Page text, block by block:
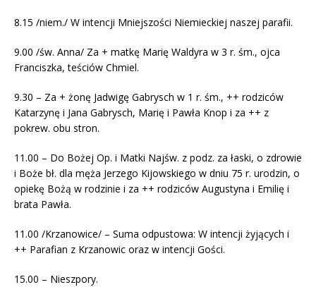
8.15 /niem./ W intencji Mniejszości Niemieckiej naszej parafii.
9.00 /św. Anna/ Za + matkę Marię Waldyra w 3 r. śm., ojca
Franciszka, teściów Chmiel.
9.30 – Za + żonę Jadwigę Gabrysch w 1 r. śm., ++ rodziców
Katarzynę i Jana Gabrysch, Marię i Pawła Knop i za ++ z
pokrew. obu stron.
11.00 – Do Bożej Op. i Matki Najśw. z podz. za łaski, o zdrowie
i Boże bł. dla męża Jerzego Kijowskiego w dniu 75 r. urodzin, o
opiekę Bożą w rodzinie i za ++ rodziców Augustyna i Emilię i
brata Pawła.
11.00 /Krzanowice/ – Suma odpustowa: W intencji żyjących i
++ Parafian z Krzanowic oraz w intencji Gości.
15.00 – Nieszpory.